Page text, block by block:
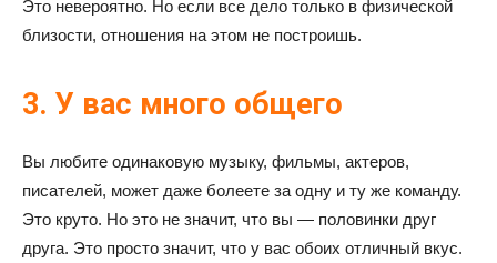
Это невероятно. Но если все дело только в физической
близости, отношения на этом не построишь.
3. У вас много общего
Вы любите одинаковую музыку, фильмы, актеров,
писателей, может даже болеете за одну и ту же команду.
Это круто. Но это не значит, что вы — половинки друг
друга. Это просто значит, что у вас обоих отличный вкус.